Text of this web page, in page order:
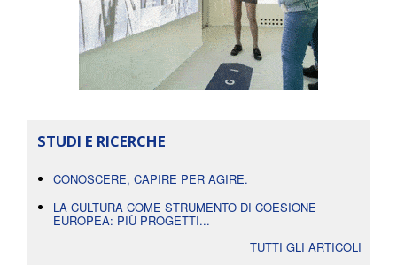
STUDI E RICERCHE
CONOSCERE, CAPIRE PER AGIRE.
LA CULTURA COME STRUMENTO DI COESIONE
EUROPEA: PIÙ PROGETTI...
TUTTI GLI ARTICOLI